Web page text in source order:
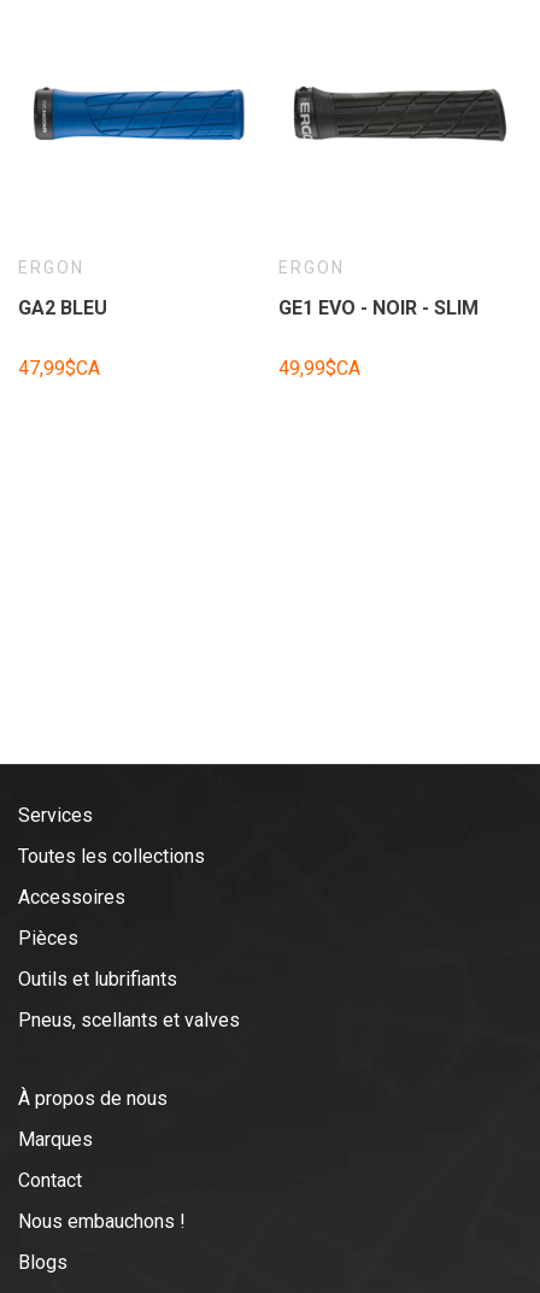
ERGON
GA2 BLEU
47,99$CA
ERGON
GE1 EVO - NOIR - SLIM
49,99$CA
Services
Toutes les collections
Accessoires
Pièces
Outils et lubrifiants
Pneus, scellants et valves
À propos de nous
Marques
Contact
Nous embauchons !
Blogs